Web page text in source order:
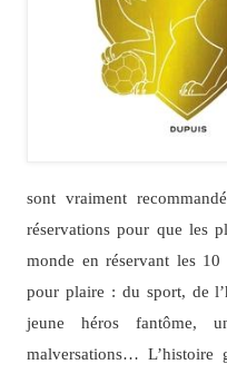
sont vraiment
réservations pour que les
monde en réservant les
pour plaire : du sport, de
jeune héros fantôme,
malversations…